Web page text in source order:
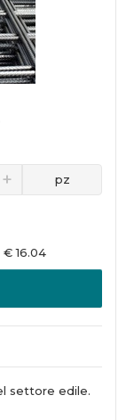
16.04
pz
settore edile.